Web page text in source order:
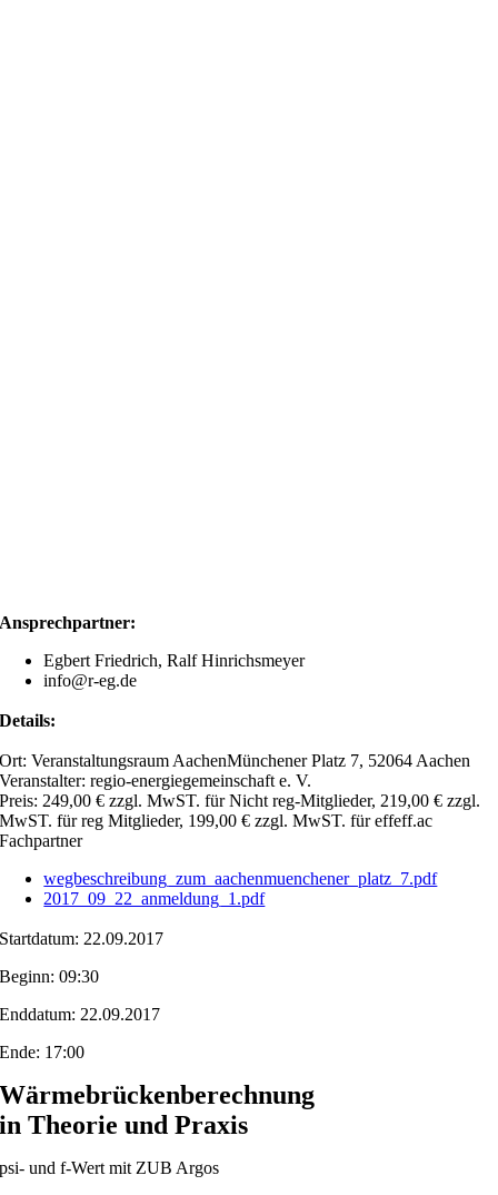
Ansprechpartner:
Egbert Friedrich, Ralf Hinrichsmeyer
info@r-eg.de
Details:
Ort:Veranstaltungsraum AachenMünchener Platz 7, 52064 Aachen
Veranstalter:regio-energiegemeinschaft e. V.
Preis: 249,00 € zzgl. MwST. für Nicht reg-Mitglieder, 219,00 € zzgl.
MwST. für reg Mitglieder, 199,00 € zzgl. MwST. für effeff.ac
Fachpartner
wegbeschreibung_zum_aachenmuenchener_platz_7.pdf
2017_09_22_anmeldung_1.pdf
Startdatum: 22.09.2017
Beginn: 09:30
Enddatum: 22.09.2017
Ende: 17:00
Wärmebrückenberechnung
in Theorie und Praxis
psi- und f-Wert mit ZUB Argos